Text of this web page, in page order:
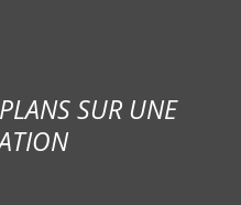
SUR UNE